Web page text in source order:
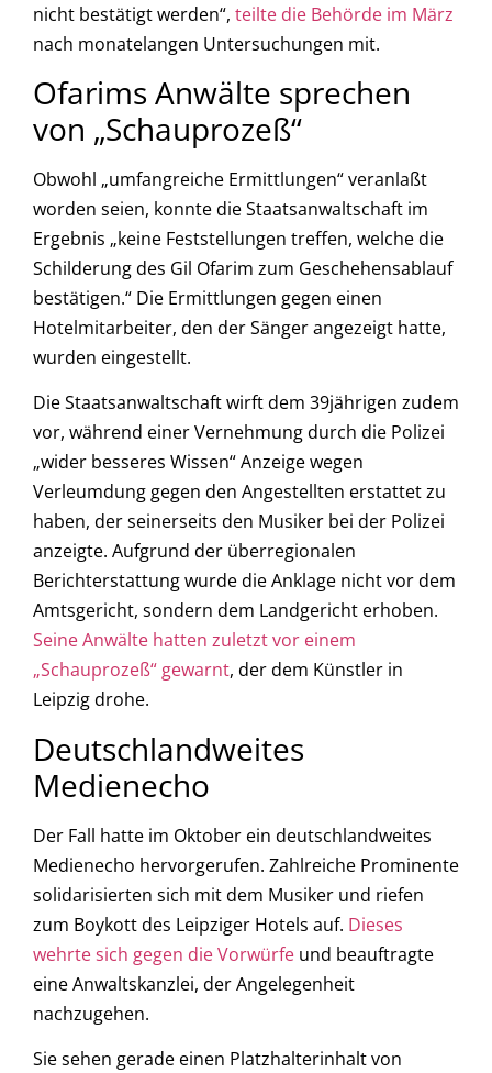
nicht bestätigt werden“, teilte die Behörde im März
nach monatelangen Untersuchungen mit.
Ofarims Anwälte sprechen
von „Schauprozeß“
Obwohl „umfangreiche Ermittlungen“ veranlaßt
worden seien, konnte die Staatsanwaltschaft im
Ergebnis „keine Feststellungen treffen, welche die
Schilderung des Gil Ofarim zum Geschehensablauf
bestätigen.“ Die Ermittlungen gegen einen
Hotelmitarbeiter, den der Sänger angezeigt hatte,
wurden eingestellt.
Die Staatsanwaltschaft wirft dem 39jährigen zudem
vor, während einer Vernehmung durch die Polizei
„wider besseres Wissen“ Anzeige wegen
Verleumdung gegen den Angestellten erstattet zu
haben, der seinerseits den Musiker bei der Polizei
anzeigte. Aufgrund der überregionalen
Berichterstattung wurde die Anklage nicht vor dem
Amtsgericht, sondern dem Landgericht erhoben.
Seine Anwälte hatten zuletzt vor einem
„Schauprozeß“ gewarnt, der dem Künstler in
Leipzig drohe.
Deutschlandweites
Medienecho
Der Fall hatte im Oktober ein deutschlandweites
Medienecho hervorgerufen. Zahlreiche Prominente
solidarisierten sich mit dem Musiker und riefen
zum Boykott des Leipziger Hotels auf. Dieses
wehrte sich gegen die Vorwürfe und beauftragte
eine Anwaltskanzlei, der Angelegenheit
nachzugehen.
Sie sehen gerade einen Platzhalterinhalt von